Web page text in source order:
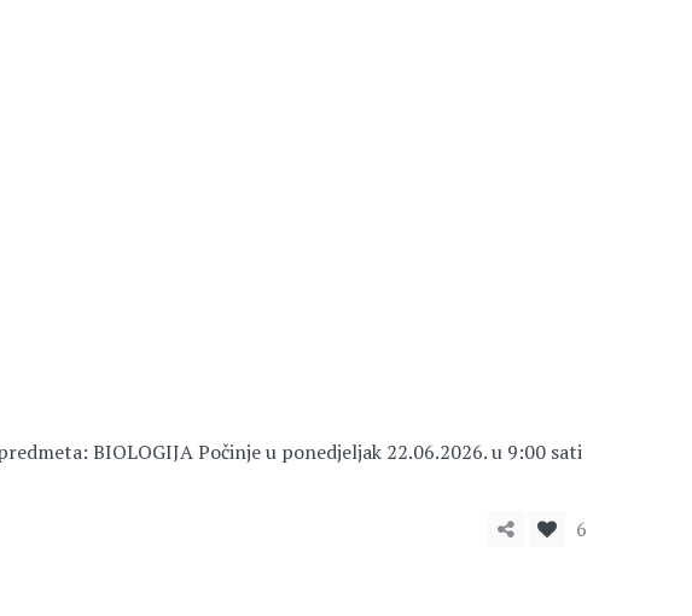
BIOLOGIJA Počinje u ponedjeljak 22.06.2026. u 9:00 sati
6